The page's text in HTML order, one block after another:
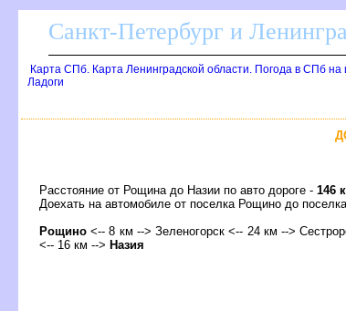
Санкт-Петербург и
Карта СПб. Карта Ленинградской области. Погода в СПб
Ладоги
Расстояние от Рощина до Назии по авто дороге - 146
Доехать на автомобиле от поселка Рощино до
Рощино <-- 8 км --> Зеленогорск <-- 24 км -->
<-- 16 км --> Назия